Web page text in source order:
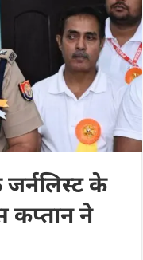
के
कप्तान ने